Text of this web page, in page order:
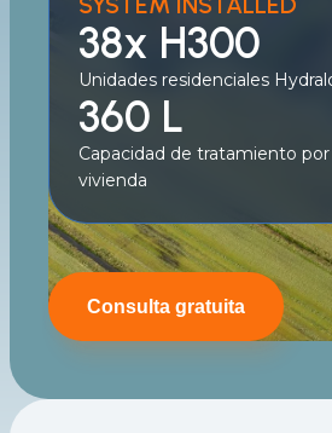
38x H300
Unidades residenciales
360 L
Capacidad de tratamiento
vivienda
Consulta gratuita